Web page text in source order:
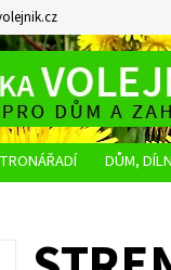
DŮM,
PLATBA